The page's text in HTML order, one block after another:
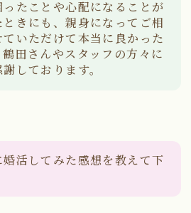
ったことや心配になることが
ときにも、親身になってご相
ていただけて本当に良かった
鶴田さんやスタッフの方々に
しております。
婚活してみた感想を教えて下